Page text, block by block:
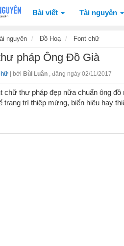
Bài viết Tài nguyên
nguyên Đồ Hoạ Font chữ
pháp Ông Đồ Già
bởi Bùi Luân , đăng ngày 02/11/2017
chữ thư pháp đẹp nữa chuẩn ông
trang trí thiệp mừng, biển hiệu hay